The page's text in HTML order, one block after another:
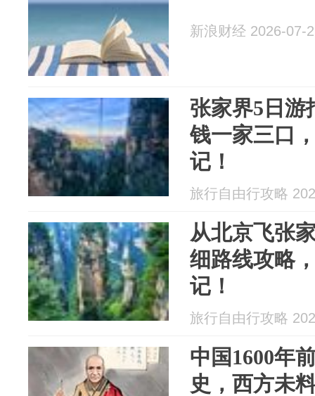
新浪财经 2026-07-
张家界5日游
钱一家三口
记！
旅行自由行攻略
从北京飞张
细路线攻略
记！
旅行自由行攻略
中国1600年
史，西方未